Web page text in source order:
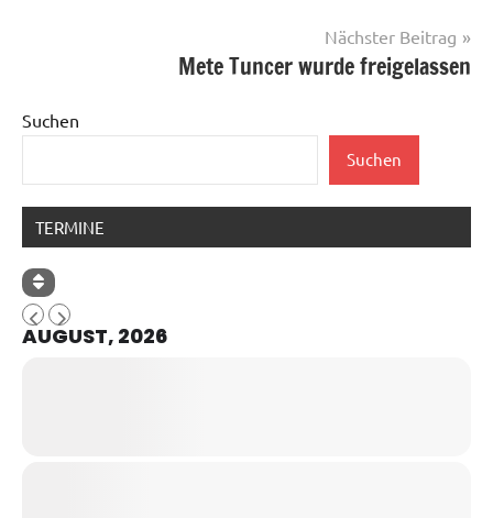
Nächster Beitrag
Mete Tuncer wurde freigelassen
Suchen
Suchen
TERMINE
AUGUST, 2026